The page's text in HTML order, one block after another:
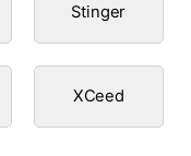
Stinger
XCeed